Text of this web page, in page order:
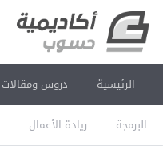
الرئيسية دروس ومقالات
البرمجة ريادة الأعمال